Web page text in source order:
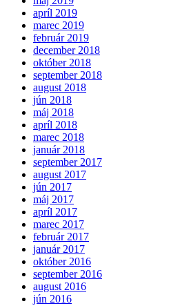
apríl 2019
marec 2019
február 2019
december 2018
október 2018
september 2018
august 2018
jún 2018
máj 2018
apríl 2018
marec 2018
január 2018
september 2017
august 2017
jún 2017
máj 2017
apríl 2017
marec 2017
február 2017
január 2017
október 2016
september 2016
august 2016
jún 2016